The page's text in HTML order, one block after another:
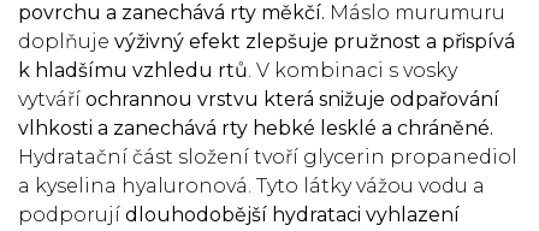
povrchu a zanechává rty měkčí. Máslo murumuru
doplňuje výživný efekt zlepšuje pružnost a přispívá
k hladšímu vzhledu rtů. V kombinaci s vosky
vytváří ochrannou vrstvu která snižuje odpařování
vlhkosti a zanechává rty hebké lesklé a chráněné.
Hydratační část složení tvoří glycerin propanediol
a kyselina hyaluronová. Tyto látky vážou vodu a
podporují dlouhodobější hydrataci vyhlazení